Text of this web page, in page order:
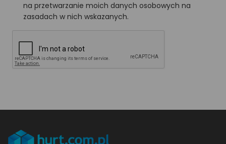
na przetwarzanie moich danych osobowych na
zasadach w nich wskazanych.